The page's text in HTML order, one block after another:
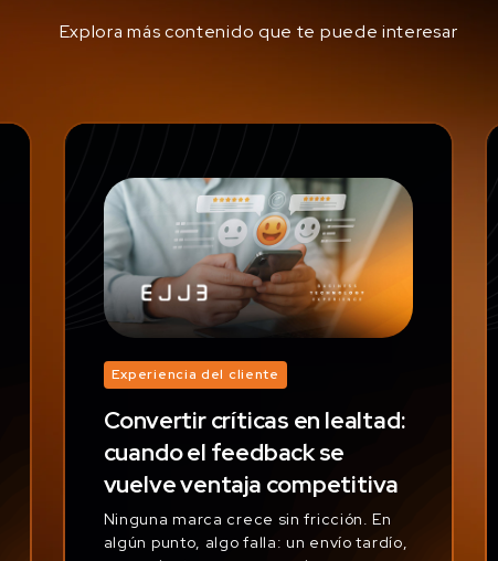
Explora más contenido que te puede interesar
Experiencia del cliente
Convertir críticas en lealtad:
cuando el feedback se
vuelve ventaja competitiva
Ninguna marca crece sin fricción. En
algún punto, algo falla: un envío tardío,